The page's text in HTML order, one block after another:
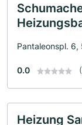
Pantaleonspl. 6,
0.0
Heizung